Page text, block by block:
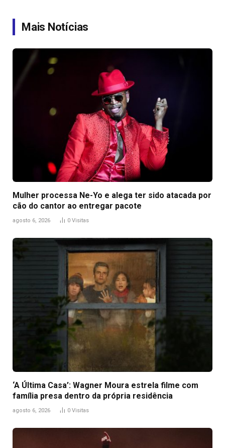
Mais Notícias
Mulher processa Ne-Yo e alega ter sido atacada por
cão do cantor ao entregar pacote
agosto 6, 2026 0 Visitas
‘A Última Casa’: Wagner Moura estrela filme com
família presa dentro da própria residência
agosto 6, 2026 0 Visitas